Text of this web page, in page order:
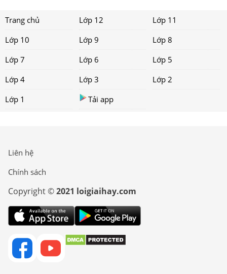
Trang chủ Lớp 12
Lớp 11
Lớp 10
Lớp 9
Lớp 8
Lớp 7
Lớp 6
Lớp 5
Lớp 4
Lớp 3
Lớp 2
Lớp 1
Tải app
Liên hệ
Chính sách
Copyright ©2021 loigiaihay.com